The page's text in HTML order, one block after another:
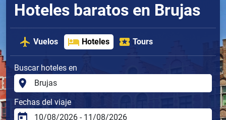
Hoteles baratos en Brujas
Vuelos Hoteles Tours
Buscar hoteles en
Fechas del viaje